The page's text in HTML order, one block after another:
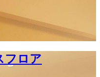
フロア